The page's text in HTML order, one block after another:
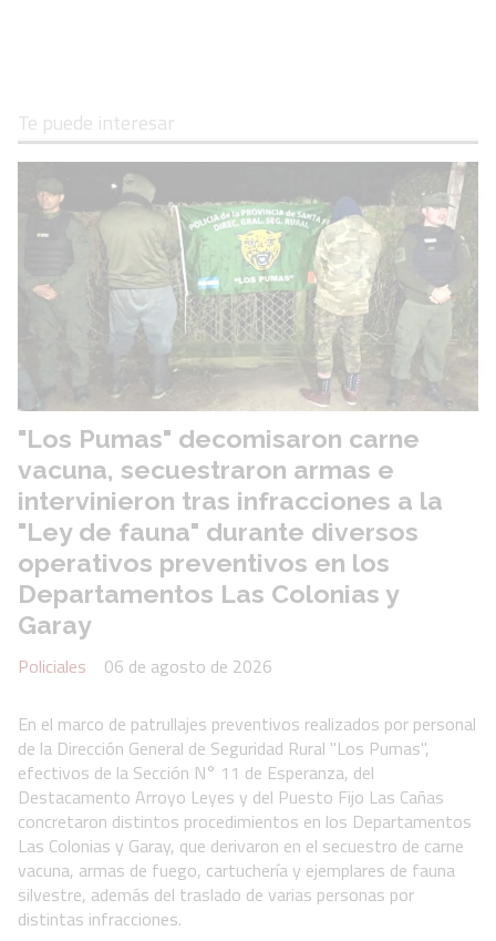
Te puede interesar
"Los Pumas" decomisaron carne
vacuna, secuestraron armas e
intervinieron tras infracciones a la
"Ley de fauna" durante diversos
operativos preventivos en los
Departamentos Las Colonias y
Garay
Policiales 06 de agosto de 2026
En el marco de patrullajes preventivos realizados por personal
de la Dirección General de Seguridad Rural "Los Pumas",
efectivos de la Sección N° 11 de Esperanza, del
Destacamento Arroyo Leyes y del Puesto Fijo Las Cañas
concretaron distintos procedimientos en los Departamentos
Las Colonias y Garay, que derivaron en el secuestro de carne
vacuna, armas de fuego, cartuchería y ejemplares de fauna
silvestre, además del traslado de varias personas por
distintas infracciones.